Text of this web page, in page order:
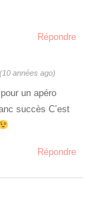
Répondre
années ago)
un apéro
succès C’est
Répondre